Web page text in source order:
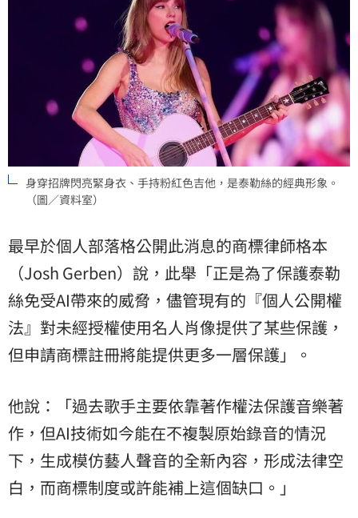
身穿招牌閃亮緊身衣、手持粉紅色吉他，是泰勒絲的經典形象。
（圖／資料室）
最早於個人部落格公開此消息的商標律師格本
（Josh Gerben）說，此舉「正是為了保護泰勒
絲免受AI帶來的威脅，儘管現有的『個人公開權
法』對未經授權使用名人肖像提供了某些保護，
但申請商標註冊將能提供更多一層保護」。
他說：「過去歌手主要依靠著作權法保護音樂著
作，但AI技術如今能在不複製原始錄音的情況
下，生成模仿藝人聲音的全新內容，形成法律空
白，而商標制度或許能補上這個缺口。」